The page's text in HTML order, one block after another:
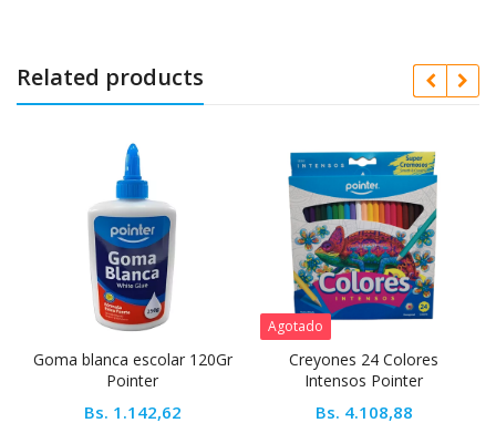
Related products
Goma blanca escolar 120Gr
Pointer
Bs. 1.142,62
Agotado
Creyones 24 Colores
Intensos Pointer
Bs. 4.108,88